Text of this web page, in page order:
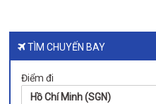
TÌM CHUYẾN BAY
Điểm đi
Hồ Chí Minh (SGN)